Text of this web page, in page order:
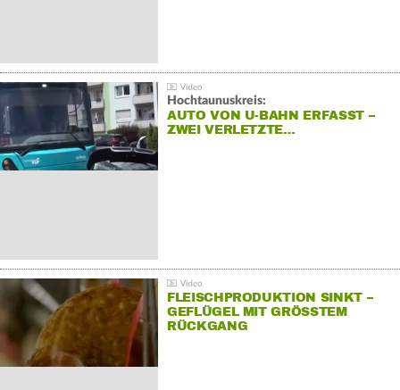
Hochtaunuskreis:
AUTO VON U-BAHN ERFASST –
ZWEI VERLETZTE…
FLEISCHPRODUKTION SINKT –
GEFLÜGEL MIT GRÖSSTEM R
ÜCKGANG